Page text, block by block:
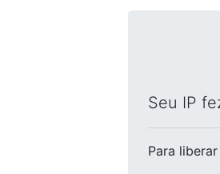
Seu IP
Para